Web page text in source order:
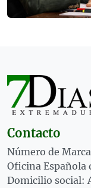
Contacto
Número de
Oficina Española
Domicilio social: